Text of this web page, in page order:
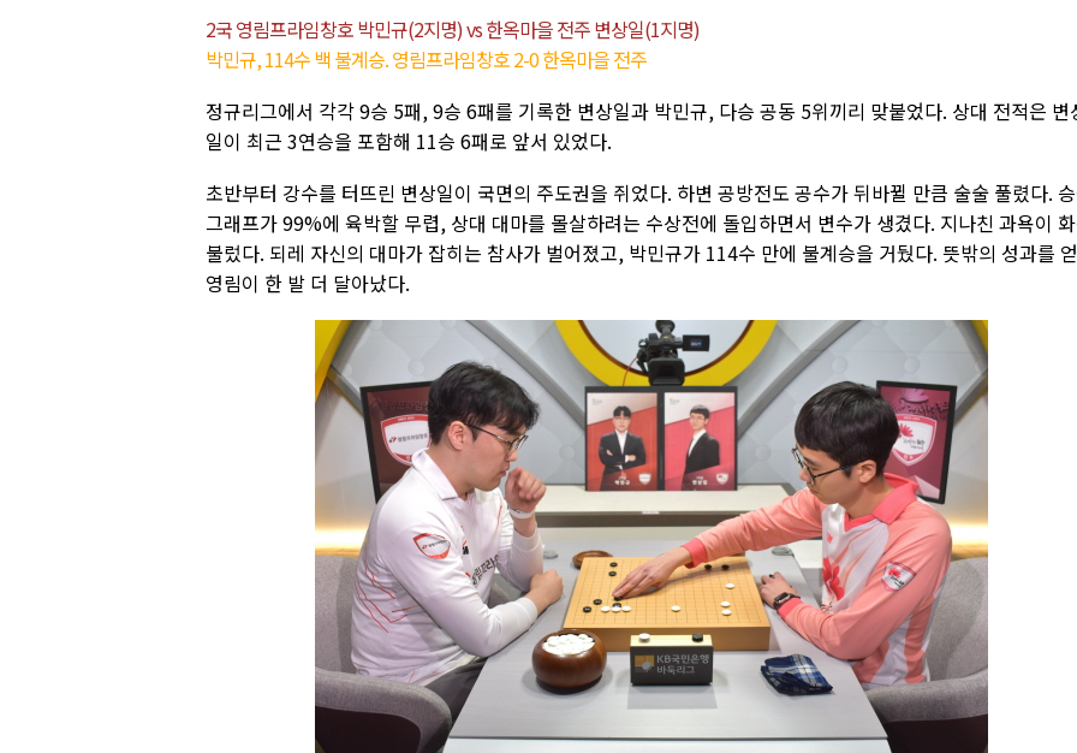
2국 영림프라임창호 박민규(2지명) vs 한옥마을 전주 변상일(1지명)
박민규, 114수 백 불계승. 영림프라임창호 2-0 한옥마을 전주
정규리그에서 각각 9승 5패, 9승 6패를 기록한 변상일과 박민규, 다승 공동 5위끼리 맞붙었다. 상대 전적은 변
일이 최근 3연승을 포함해 11승 6패로 앞서 있었다.
초반부터 강수를 터뜨린 변상일이 국면의 주도권을 쥐었다. 하변 공방전도 공수가 뒤바뀔 만큼 술술 풀렸다.
그래프가 99%에 육박할 무렵, 상대 대마를 몰살하려는 수상전에 돌입하면서 변수가 생겼다. 지나친 과욕이
불렀다. 되레 자신의 대마가 잡히는 참사가 벌어졌고, 박민규가 114수 만에 불계승을 거뒀다. 뜻밖의 성과를
영림이 한 발 더 달아났다.